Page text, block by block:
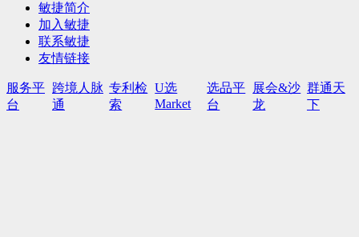
敏捷简介
加入敏捷
联系敏捷
友情链接
服务平
台
跨境人脉
通
专利检
索
U选
Market
选品平
台
展会&沙
龙
群通天
下